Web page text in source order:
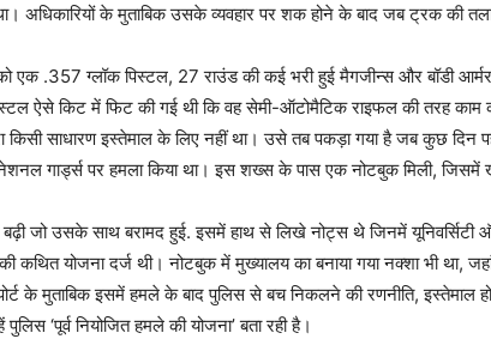
अधिकारियों के मुताबिक उसके व्यवहार पर शक होने के बाद जब ट्रक की
को एक .357 ग्लॉक पिस्टल, 27 राउंड की कई भरी हुई मैगजीन्स और बॉडी
ऐसे किट में फिट की गई थी कि वह सेमी-ऑटोमैटिक राइफल की तरह
किसी साधारण इस्तेमाल के लिए नहीं था। उसे तब पकड़ा गया है जब कुछ दिन
गार्ड्स पर हमला किया था। इस शख्स के पास एक नोटबुक मिली, जिसमें
जो उसके साथ बरामद हुई. इसमें हाथ से लिखे नोट्स थे जिनमें
कथित योजना दर्ज थी। नोटबुक में मुख्यालय का बनाया गया नक्शा भी था,
के मुताबिक इसमें हमले के बाद पुलिस से बच निकलने की रणनीति, इस्तेमाल
‘पूर्व नियोजित हमले की योजना’ बता रही है।